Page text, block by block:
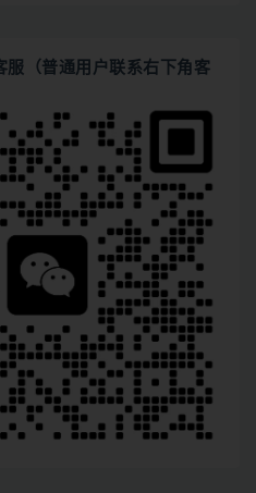
服（普通用户联系右下角客